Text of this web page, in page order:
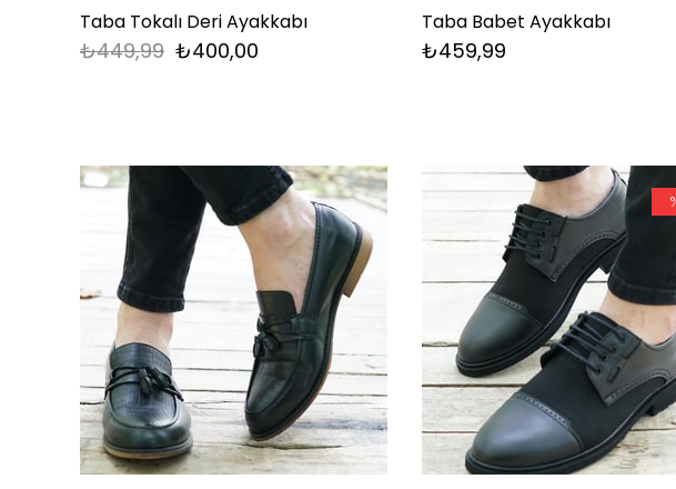
Taba Tokalı Deri Ayakkabı
₺400,00
₺449,99
Taba Babet Ayakkabı
₺459,99